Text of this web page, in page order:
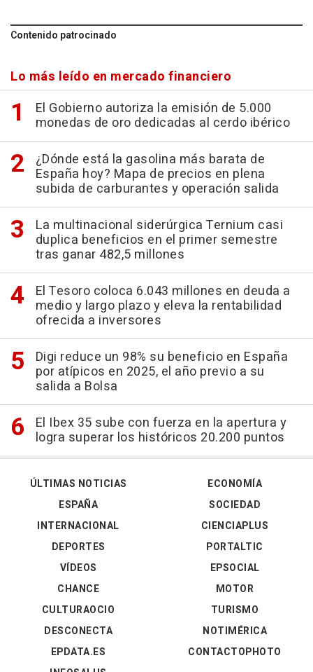
Contenido patrocinado
Lo más leído en mercado financiero
El Gobierno autoriza la emisión de 5.000
monedas de oro dedicadas al cerdo ibérico
¿Dónde está la gasolina más barata de
España hoy? Mapa de precios en plena
subida de carburantes y operación salida
La multinacional siderúrgica Ternium casi
duplica beneficios en el primer semestre
tras ganar 482,5 millones
El Tesoro coloca 6.043 millones en deuda a
medio y largo plazo y eleva la rentabilidad
ofrecida a inversores
Digi reduce un 98% su beneficio en España
por atípicos en 2025, el año previo a su
salida a Bolsa
El Ibex 35 sube con fuerza en la apertura y
logra superar los históricos 20.200 puntos
ÚLTIMAS NOTICIAS
ESPAÑA
INTERNACIONAL
DEPORTES
VÍDEOS
ECONOMÍA
SOCIEDAD
CIENCIAPLUS
PORTALTIC
EPSOCIAL
CHANCE
CULTURAOCIO
DESCONECTA
EPDATA.ES
MOTOR
TURISMO
NOTIMÉRICA
CONTACTOPHOTO